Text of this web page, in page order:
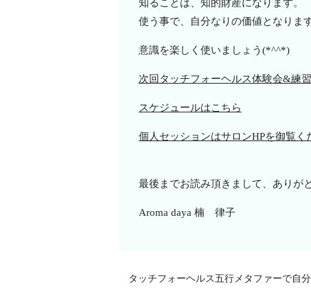
知ることは、知的財産になります。
使う事で、自分なりの価値となります
意識を楽しく使いましょう(*^^*)
次回タッチフォーヘルス体験会&練
スケジュールはこちら
個人セッションはサロンHPを御覧く
最後までお読み頂きまして、ありが
Aroma daya 楠 律子
タッチフォーヘルス五行メタファーで自